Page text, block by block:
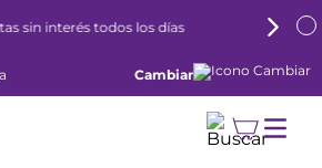
sin interés todos los días
Cambiar